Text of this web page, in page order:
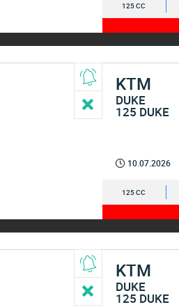
125 CC
KTM
DUKE
125 DUKE
10.07.2026
125 CC
KTM
DUKE
125 DUKE